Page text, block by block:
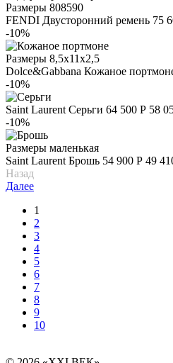
Размеры 808590
FENDI Двусторонний ремень 75
-10%
Размеры 8,5х11х2,5
Dolce&Gabbana Кожаное
-10%
Saint Laurent Серьги 64 500 Р 58
-10%
Размеры маленькая
Saint Laurent Брошь 54 900 Р 49
Назад
Далее
1
2
3
4
5
6
7
8
9
10